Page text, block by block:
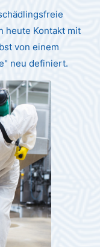
heute Kontakt mit
von einem
neu definiert.